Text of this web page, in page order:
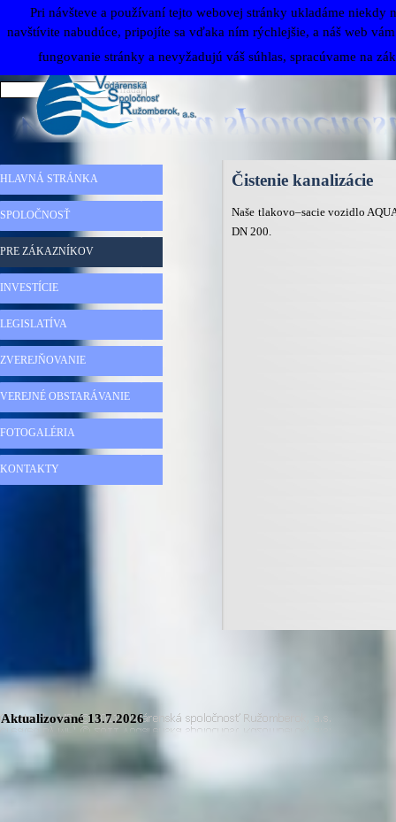
Pri návšteve a používaní tejto webovej stránky ukladáme niekdy
navštívite nabudúce, pripojíte sa vďaka ním rýchlejšie, a náš web
fungovanie stránky a nevyžadujú váš súhlas, spracúvame na
Prejsť na obsah
Hľadaj
Preskočiť menu
HLAVNÁ STRÁNKA
SPOLOČNOSŤ
PRE ZÁKAZNÍKOV
INVESTÍCIE
LEGISLATÍVA
ZVEREJŇOVANIE
VEREJNÉ OBSTARÁVANIE
FOTOGALÉRIA
KONTAKTY
Čistenie kanalizácie
Naše tlakovo–sacie vozidlo
DN 200.
Aktualizované13.7.2026
Návrat na obsah